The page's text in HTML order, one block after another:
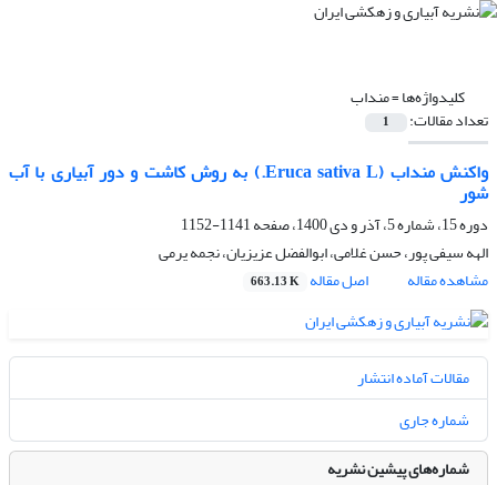
کلیدواژه‌ها =منداب
تعداد مقالات: 1
واکنش منداب (Eruca sativa L.) به روش کاشت و دور آبیاری با آب
شور
دوره 15، شماره 5، آذر و دی 1400، صفحه
1141-1152
الهه سیفی پور، حسن غلامی، ابوالفضل عزیزیان، نجمه یرمی
مشاهده مقاله
اصل مقاله 663.13 K
مقالات آماده انتشار
شماره جاری
شماره‌های پیشین نشریه